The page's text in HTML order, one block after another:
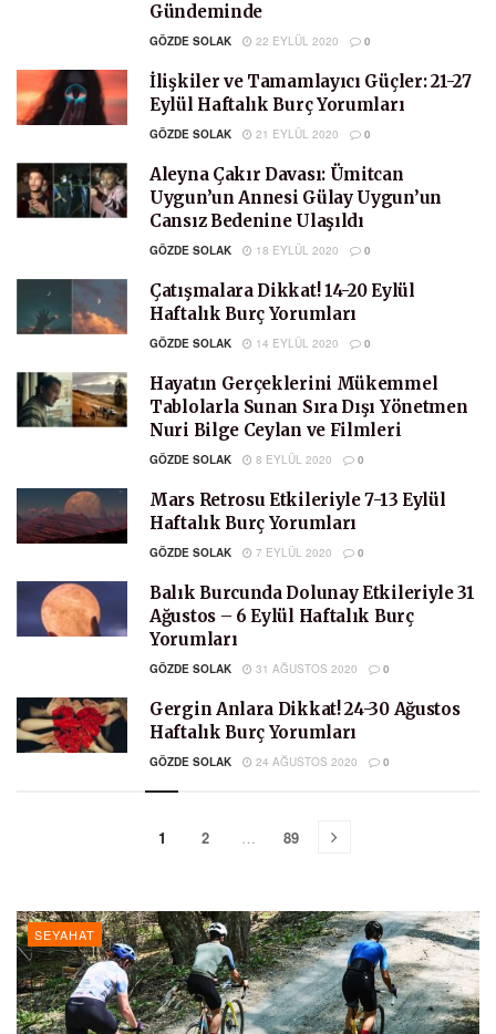
Gündeminde
GÖZDE SOLAK 22 EYLÜL 2020 0
İlişkiler ve Tamamlayıcı Güçler: 21-27
Eylül Haftalık Burç Yorumları
GÖZDE SOLAK 21 EYLÜL 2020 0
Aleyna Çakır Davası: Ümitcan
Uygun’un Annesi Gülay Uygun’un
Cansız Bedenine Ulaşıldı
GÖZDE SOLAK 18 EYLÜL 2020 0
Çatışmalara Dikkat! 14-20 Eylül
Haftalık Burç Yorumları
GÖZDE SOLAK 14 EYLÜL 2020 0
Hayatın Gerçeklerini Mükemmel
Tablolarla Sunan Sıra Dışı Yönetmen
Nuri Bilge Ceylan ve Filmleri
GÖZDE SOLAK 8 EYLÜL 2020 0
Mars Retrosu Etkileriyle 7-13 Eylül
Haftalık Burç Yorumları
GÖZDE SOLAK 7 EYLÜL 2020 0
Balık Burcunda Dolunay Etkileriyle 31
Ağustos – 6 Eylül Haftalık Burç
Yorumları
GÖZDE SOLAK 31 AĞUSTOS 2020 0
Gergin Anlara Dikkat! 24-30 Ağustos
Haftalık Burç Yorumları
GÖZDE SOLAK 24 AĞUSTOS 2020 0
1 2 … 89
SEYAHAT